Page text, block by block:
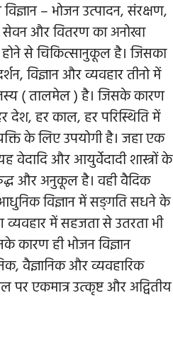
– भोजन उत्पादन, संरक्षण,
और वितरण का अनोखा
से चिकित्सानुकूल है। जिसका
विज्ञान और व्यवहार तीनो में
( तालमेल ) है। जिसके कारण
देश, हर काल, हर परिस्थिति में
के लिए उपयोगी है। जहा एक
वेदादि और आयुर्वेदादी शास्त्रों के
और अनुकूल है। वही वैदिक
विज्ञान में सङ्गति सधने के
व्यवहार में सहजता से उतरता भी
कारण ही भोजन विज्ञान
वैज्ञानिक और व्यवहारिक
पर एकमात्र उत्कृष्ट और अद्वितीय